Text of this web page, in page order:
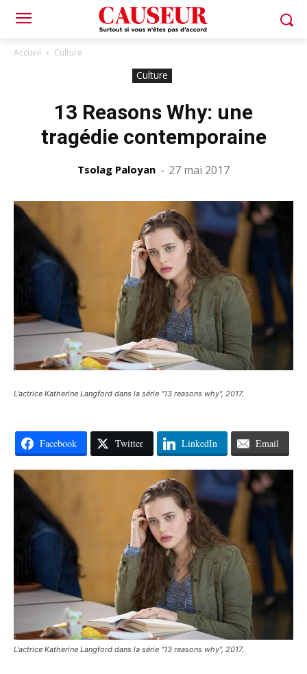
Accueil Culture
Culture
13 Reasons Why: une
tragédie contemporaine
Tsolag Paloyan - 27 mai 2017
L'actrice Katherine Langford dans la série "13 reasons why", 2017.
Facebook Twitter LinkedIn Email
L'actrice Katherine Langford dans la série "13 reasons why", 2017.